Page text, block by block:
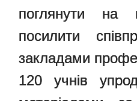
поглянути на
посилити
закладами
120 учнів